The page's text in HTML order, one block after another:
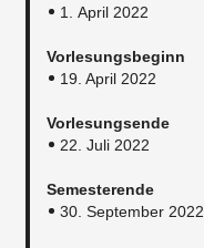
1. April 2022
Vorlesungsbeginn
19. April 2022
Vorlesungsende
22. Juli 2022
Semesterende
30. September 2022